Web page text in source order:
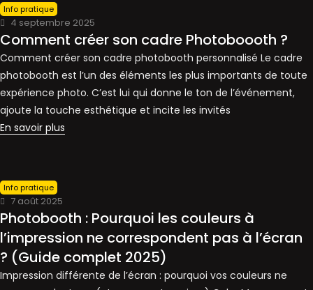
Info pratique
4 septembre 2025
Comment créer son cadre Photoboooth ?
Comment créer son cadre photobooth personnalisé Le cadre
photobooth est l’un des éléments les plus importants de toute
expérience photo. C’est lui qui donne le ton de l’événement,
ajoute la touche esthétique et incite les invités
En savoir plus
Info pratique
7 août 2025
Photobooth : Pourquoi les couleurs à
l’impression ne correspondent pas à l’écran
? (Guide complet 2025)
Impression différente de l’écran : pourquoi vos couleurs ne